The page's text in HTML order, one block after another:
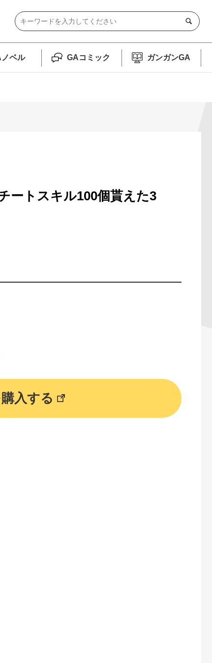
ベル GAコミック ガンガンGA
ートスキル100個貰えた3
入する